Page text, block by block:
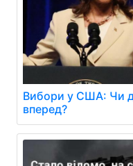
Вибори у США: Чи
вперед?